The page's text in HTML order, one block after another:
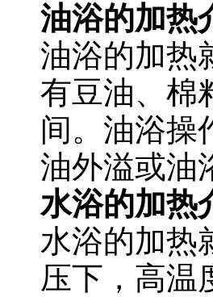
油浴的加热
油浴的加热
有豆油、棉
间。油浴操
油外溢或油
水浴的加热
水浴的加热
压下，高温